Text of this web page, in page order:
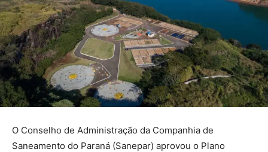
O Conselho de Administração da Companhia de
Saneamento do Paraná (Sanepar) aprovou o Plano